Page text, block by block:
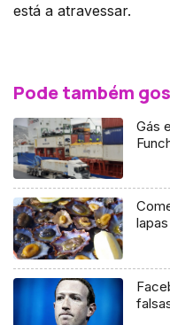
está a atravessar.
Pode também
Gás